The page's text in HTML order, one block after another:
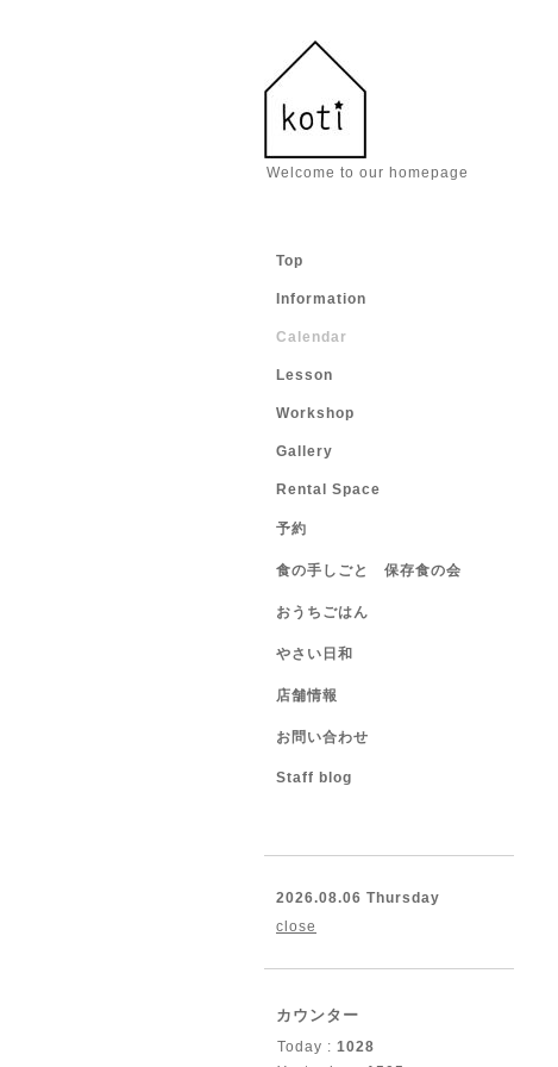
Welcome to our homepage
Top
Information
Calendar
Lesson
Workshop
Gallery
Rental Space
予約
食の手しごと 保存食の会
おうちごはん
やさい日和
店舗情報
お問い合わせ
Staff blog
2026.08.06 Thursday
close
カウンター
Today : 1028